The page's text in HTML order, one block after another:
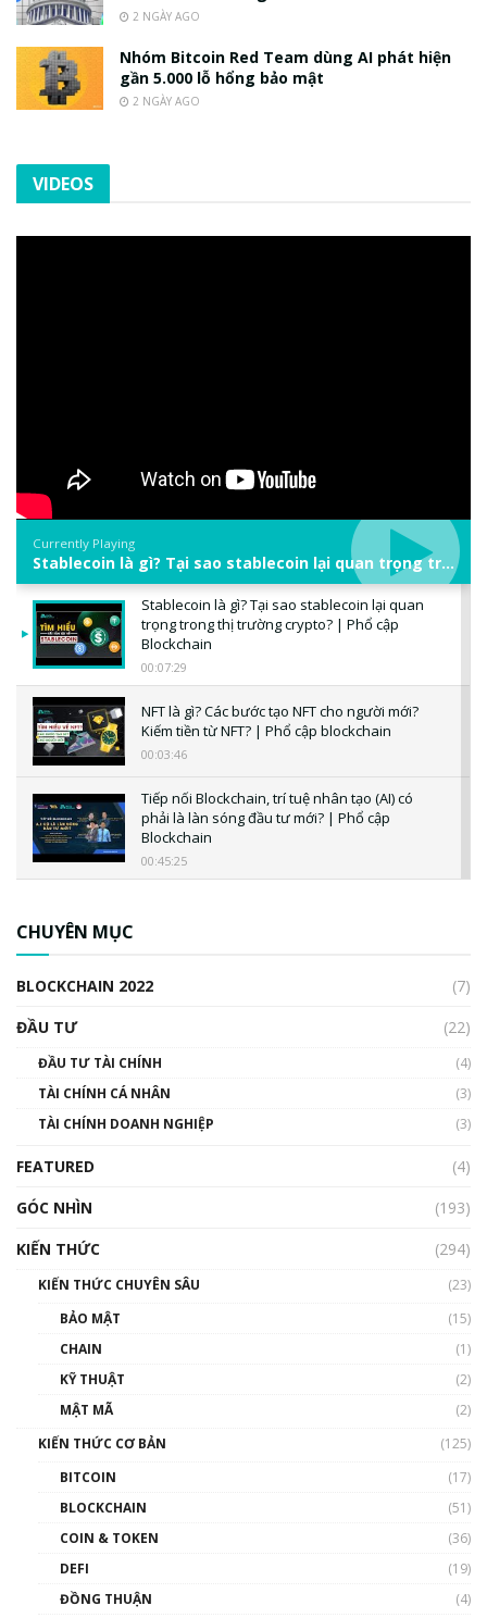
2 NGÀY AGO
Nhóm Bitcoin Red Team dùng AI phát hiện
gần 5.000 lỗ hổng bảo mật
2 NGÀY AGO
VIDEOS
Currently Playing
Stablecoin là gì? Tại sao stablecoin lại quan trọng trong thị trường crypto? | Phổ cập Blockchain
Stablecoin là gì? Tại sao stablecoin lại quan
trọng trong thị trường crypto? | Phổ cập
Blockchain
00:07:29
NFT là gì? Các bước tạo NFT cho người mới?
Kiếm tiền từ NFT? | Phổ cập blockchain
00:03:46
Tiếp nối Blockchain, trí tuệ nhân tạo (AI) có
phải là làn sóng đầu tư mới? | Phổ cập
Blockchain
00:45:25
00:02:14
Nhìn lại năm 2022: Những sự kiện ảnh hưởng
đến hệ sinh thái tiền mã hoá | Phổ cập
00:43:47
như thể nào?
00:39:31
Phổ cập Blockchain
CHUYÊN MỤC
BLOCKCHAIN 2022
(7)
ĐẦU TƯ
(22)
ĐẦU TƯ TÀI CHÍNH
(4)
TÀI CHÍNH CÁ NHÂN
(3)
TÀI CHÍNH DOANH NGHIỆP
(3)
FEATURED
(4)
GÓC NHÌN
(193)
KIẾN THỨC
(294)
KIẾN THỨC CHUYÊN SÂU
(23)
BẢO MẬT
(15)
CHAIN
(1)
KỸ THUẬT
(2)
MẬT MÃ
(2)
KIẾN THỨC CƠ BẢN
(125)
BITCOIN
(17)
BLOCKCHAIN
(51)
COIN & TOKEN
(36)
DEFI
(19)
ĐỒNG THUẬN
(4)